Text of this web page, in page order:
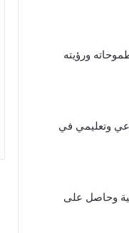
ورؤيته
نشأتي وترعرعي وتعليمي في
وحاصل على